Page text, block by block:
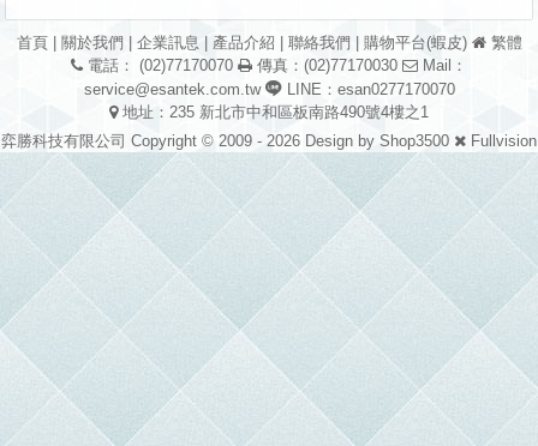
首頁| 關於我們 企業訊息 產品介紹 聯絡我們 購物平台(蝦皮)
繁體
電話： (02)77170070
傳真：(02)77170030
Mail：
service@esantek.com.tw
LINE：esan0277170070
地址：235 新北市中和區板南路490號4樓之1
弈勝科技有限公司 Copyright © 2009 - 2026 Design by Shop3500 Fullvision